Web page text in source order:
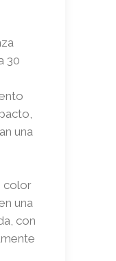
30
una
color
una
con